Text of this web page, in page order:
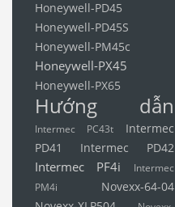
Honeywell-PD45
Honeywell-PD45S
Honeywell-PM45c
Honeywell-PX45
Honeywell-PX65
Hướng dẫn
Intermec PC43t
Intermec
PD41
Intermec PD42
Intermec PF4i
Intermec
PM4i
Novexx-64-04